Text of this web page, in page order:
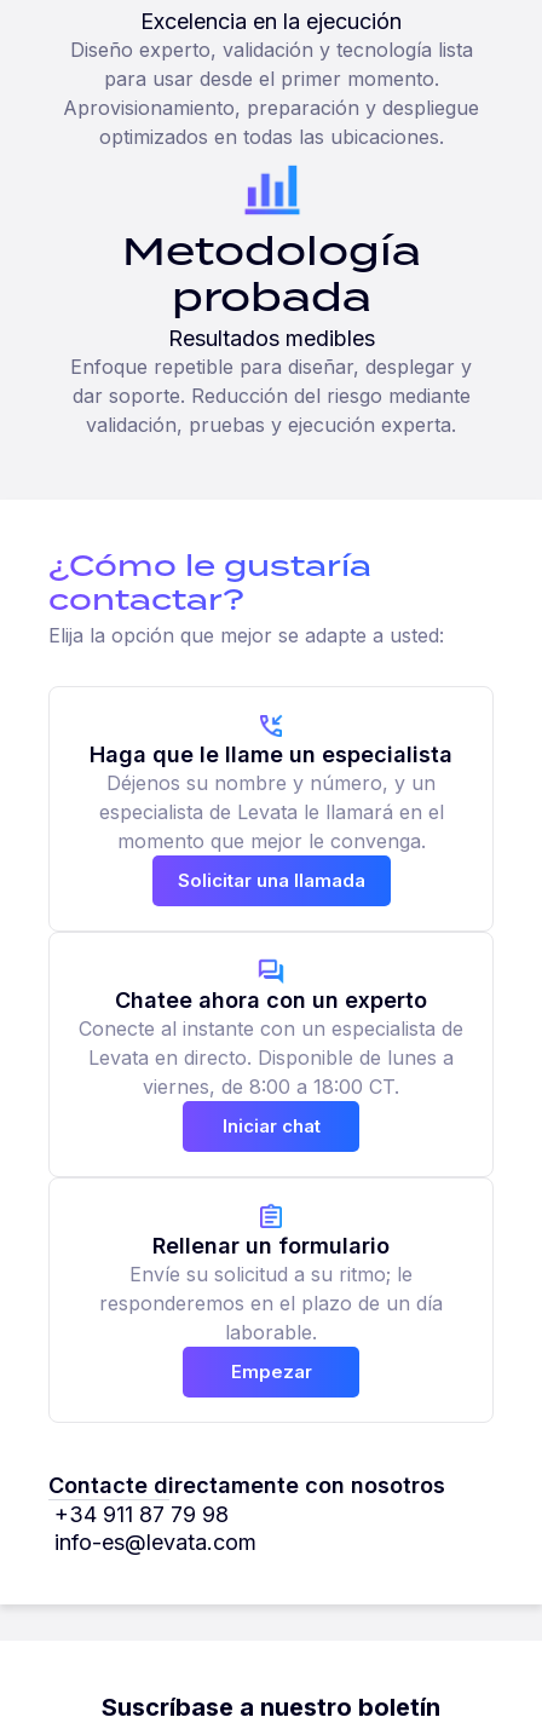
Excelencia en la ejecución
Diseño experto, validación y tecnología lista
para usar desde el primer momento.
Aprovisionamiento, preparación y despliegue
optimizados en todas las ubicaciones.
Metodología
probada
Resultados medibles
Enfoque repetible para diseñar, desplegar y
dar soporte. Reducción del riesgo mediante
validación, pruebas y ejecución experta.
¿Cómo le gustaría
contactar?
Elija la opción que mejor se adapte a usted:
Haga que le llame un especialista
Déjenos su nombre y número, y un
especialista de Levata le llamará en el
momento que mejor le convenga.
Solicitar una llamada
Chatee ahora con un experto
Conecte al instante con un especialista de
Levata en directo. Disponible de lunes a
viernes, de 8:00 a 18:00 CT.
Iniciar chat
Rellenar un formulario
Envíe su solicitud a su ritmo; le
responderemos en el plazo de un día
laborable.
Empezar
Contacte directamente con nosotros
+34 911 87 79 98
info-es@levata.com
Suscríbase a nuestro boletín